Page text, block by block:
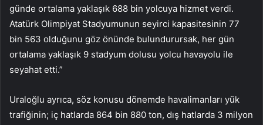
günde ortalama yaklaşık 688 bin yolcuya hizmet verdi.
Atatürk Olimpiyat Stadyumunun seyirci kapasitesinin 77
bin 563 olduğunu göz önünde bulundurursak, her gün
ortalama yaklaşık 9 stadyum dolusu yolcu havayolu ile
seyahat etti.”
Uraloğlu ayrıca, söz konusu dönemde havalimanları yük
trafiğinin; iç hatlarda 864 bin 880 ton, dış hatlarda 3 milyon